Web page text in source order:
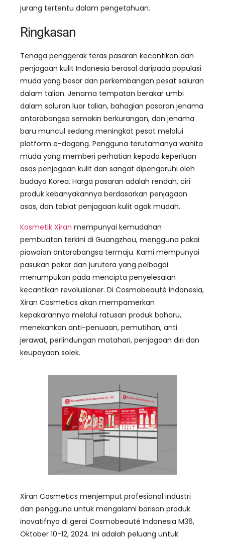
jurang tertentu dalam pengetahuan.
Ringkasan
Tenaga penggerak teras pasaran kecantikan dan
penjagaan kulit Indonesia berasal daripada populasi
muda yang besar dan perkembangan pesat saluran
dalam talian. Jenama tempatan berakar umbi
dalam saluran luar talian, bahagian pasaran jenama
antarabangsa semakin berkurangan, dan jenama
baru muncul sedang meningkat pesat melalui
platform e-dagang. Pengguna terutamanya wanita
muda yang memberi perhatian kepada keperluan
asas penjagaan kulit dan sangat dipengaruhi oleh
budaya Korea. Harga pasaran adalah rendah, ciri
produk kebanyakannya berdasarkan penjagaan
asas, dan tabiat penjagaan kulit agak mudah.
Kosmetik Xiran mempunyai kemudahan
pembuatan terkini di Guangzhou, mengguna pakai
piawaian antarabangsa termaju. Kami mempunyai
pasukan pakar dan jurutera yang pelbagai
menumpukan pada mencipta penyelesaian
kecantikan revolusioner. Di Cosmobeauté Indonesia,
Xiran Cosmetics akan mempamerkan
kepakarannya melalui ratusan produk baharu,
menekankan anti-penuaan, pemutihan, anti
jerawat, perlindungan matahari, penjagaan diri dan
keupayaan solek.
Xiran Cosmetics menjemput profesional industri
dan pengguna untuk mengalami barisan produk
inovatifnya di gerai Cosmobeauté Indonesia M36,
Oktober 10-12, 2024. Ini adalah peluang untuk